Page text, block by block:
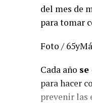
del mes de
para tomar
Foto /
Cada año
para hacer
prevenir las